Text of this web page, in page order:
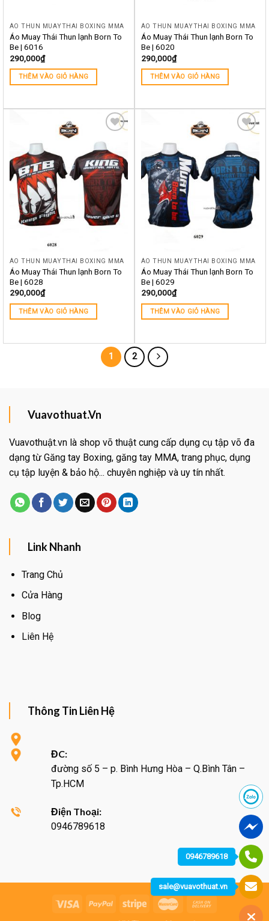
ÁO THUN MUAYTHAI BOXING MMA
Áo Muay Thái Thun lạnh Born To
Be | 6016
290,000₫
THÊM VÀO GIỎ HÀNG
ÁO THUN MUAYTHAI BOXING MMA
Áo Muay Thái Thun lạnh Born To
Be | 6020
290,000₫
THÊM VÀO GIỎ HÀNG
thích
ÁO THUN MUAYTHAI BOXING MMA
Áo Muay Thái Thun lạnh Born To
Be | 6028
290,000₫
THÊM VÀO GIỎ HÀNG
thích
ÁO THUN MUAYTHAI BOXING MMA
Áo Muay Thái Thun lạnh Born To
Be | 6029
290,000₫
THÊM VÀO GIỎ HÀNG
1 2
Vuavothuat.Vn
Vuavothuật.vn là shop võ thuật cung cấp dụng cụ tập võ đa
dạng từ Găng tay Boxing, găng tay MMA, trang phục, dụng
cụ tập luyện & bảo hộ... chuyên nghiệp và uy tín nhất.
Link Nhanh
Trang Chủ
Cửa Hàng
Blog
Liên Hệ
Thông Tin Liên Hệ
ĐC:
đường số 5 – p. Bình Hưng Hòa – Q.Bình Tân –
Tp.HCM
Điện Thoại:
0946789618
0946789618
sale@vuavothuat.vn